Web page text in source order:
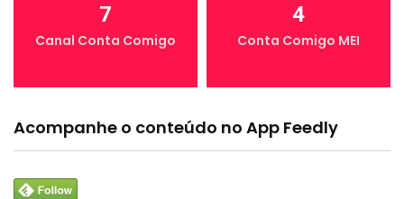
7
Canal Conta Comigo
4
Conta Comigo MEI
Acompanhe o conteúdo no App Feedly